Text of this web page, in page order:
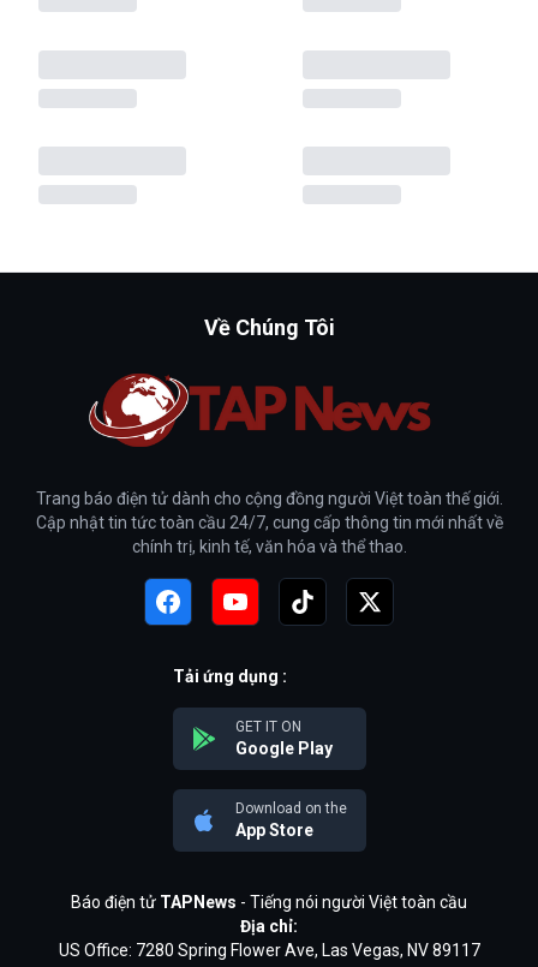
Về Chúng Tôi
Trang báo điện tử dành cho cộng đồng người Việt toàn thế giới.
Cập nhật tin tức toàn cầu 24/7, cung cấp thông tin mới nhất về
chính trị, kinh tế, văn hóa và thể thao.
Tải ứng dụng :
GET IT ON
Google Play
Download on the
App Store
Báo điện tử TAPNews - Tiếng nói người Việt toàn cầu
Địa chỉ:
US Office: 7280 Spring Flower Ave, Las Vegas, NV 89117